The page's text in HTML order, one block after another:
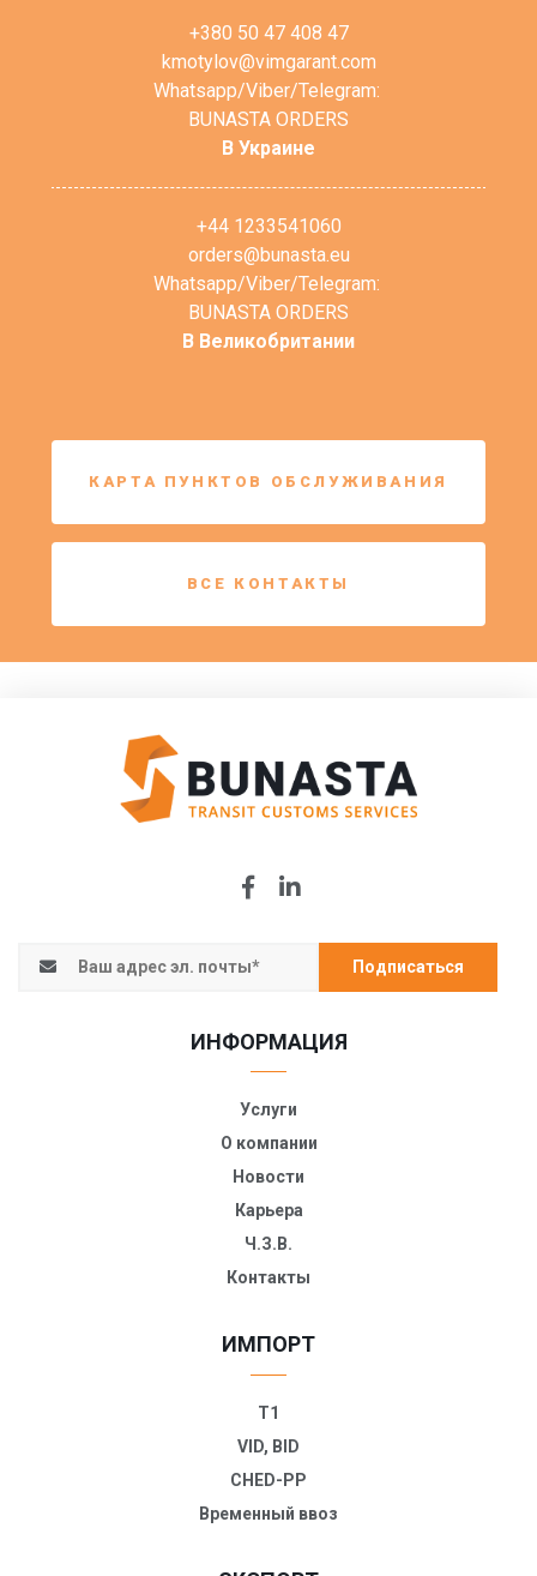
+380 50 47 408 47
kmotylov@vimgarant.com
Whatsapp/Viber/Telegram:
BUNASTA ORDERS
В Украине
+44 1233541060
orders@bunasta.eu
Whatsapp/Viber/Telegram:
BUNASTA ORDERS
В Великобритании
КАРТА ПУНКТОВ ОБСЛУЖИВАНИЯ
ВСЕ КОНТАКТЫ
Подписаться
ИНФОРМАЦИЯ
Услуги
О компании
Новости
Карьера
Ч.З.В.
Контакты
ИМПОРТ
T1
VID, BID
CHED-PP
Временный ввоз